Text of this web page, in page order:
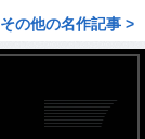
その他の名作記事 >